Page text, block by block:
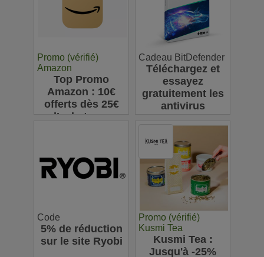
Promo (vérifié)
Amazon
Top Promo
Amazon : 10€
offerts dès 25€
d’achats sur
Cadeau BitDefender
Téléchargez et
essayez
gratuitement les
antivirus
Code
5% de réduction
sur le site Ryobi
Promo (vérifié)
Kusmi Tea
Kusmi Tea :
Jusqu'à -25%